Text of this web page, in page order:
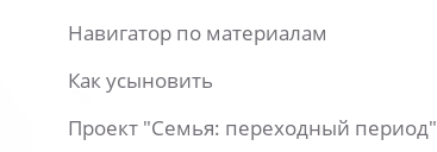
Навигатор по материалам
Как усыновить
Проект "Семья: переходный период"